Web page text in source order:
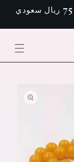
الى
الشحنة مجانا بقيمة الطلبية اكثر من 75 ريال سعودي
معلومات
المنتج